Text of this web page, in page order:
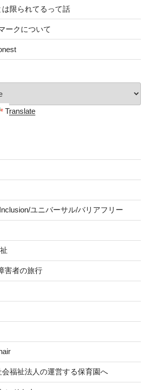
限られてるって話
ークについて
Translate
ユニバーサル/バリアフリー
害者の旅行
福祉法人の運営する保育園へ